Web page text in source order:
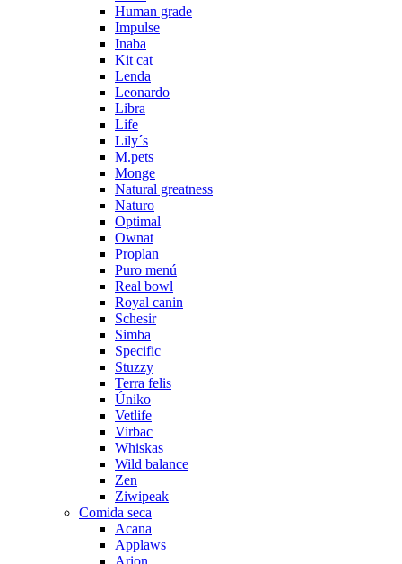
Human grade
Impulse
Inaba
Kit cat
Lenda
Leonardo
Libra
Life
Lily´s
M.pets
Monge
Natural greatness
Naturo
Optimal
Ownat
Proplan
Puro menú
Real bowl
Royal canin
Schesir
Simba
Specific
Stuzzy
Terra felis
Úniko
Vetlife
Virbac
Whiskas
Wild balance
Zen
Ziwipeak
Comida seca
Acana
Applaws
Arion